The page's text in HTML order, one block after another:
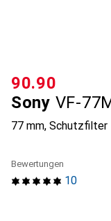
Sony VF-
77 mm, Schutzfilter
CHF
90.90
10
Bewertungen